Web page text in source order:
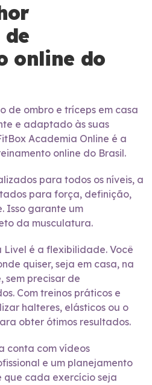
online do
de ombro e tríceps em casa
e adaptado às suas
Academia Online é a
online do Brasil.
para todos os níveis, a
para força, definição,
Isso garante um
da musculatura.
é a flexibilidade. Você
quiser, seja em casa, na
sem precisar de
Com treinos práticos e
halteres, elásticos ou o
obter ótimos resultados.
conta com vídeos
e um planejamento
cada exercício seja